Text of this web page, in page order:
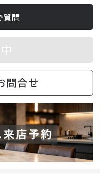
質問
問合せ